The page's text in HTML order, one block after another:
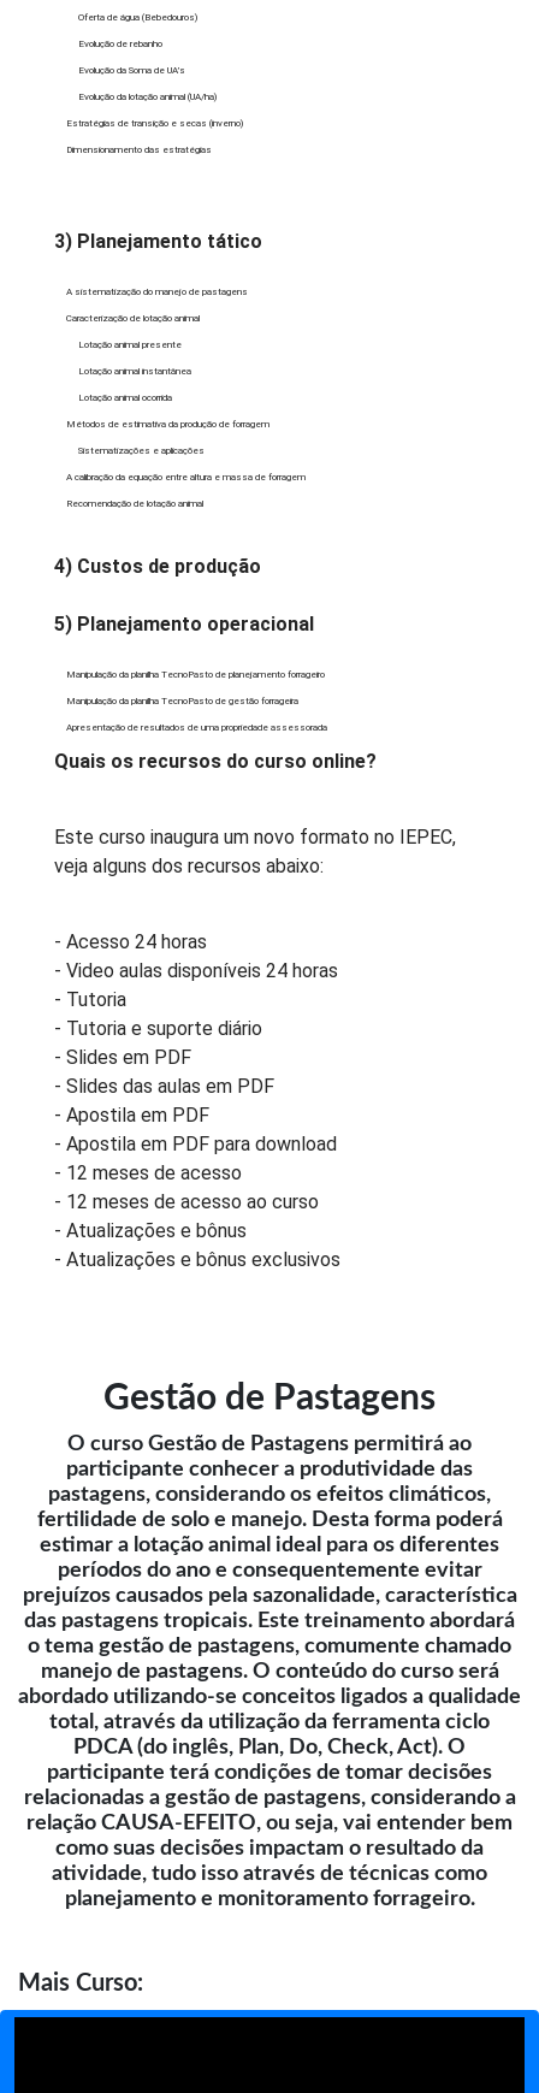
Oferta de água (Bebedouros)
Evolução de rebanho
Evolução da Soma de UA’s
Evolução da lotação animal (UA/ha)
Estratégias de transição e secas (inverno)
Dimensionamento das estratégias
3) Planejamento tático
A sistematização do manejo de pastagens
Caracterização de lotação animal
Lotação animal presente
Lotação animal instantânea
Lotação animal ocorrida
Métodos de estimativa da produção de forragem
Sistematizações e aplicações
A calibração da equação entre altura e massa de forragem
Recomendação de lotação animal
4) Custos de produção
5) Planejamento operacional
Manipulação da planilha TecnoPasto de planejamento forrageiro
Manipulação da planilha TecnoPasto de gestão forrageira
Apresentação de resultados de uma propriedade assessorada
Quais os recursos do curso online?
Este curso inaugura um novo formato no IEPEC,
veja alguns dos recursos abaixo:
- Acesso 24 horas
- Video aulas disponíveis 24 horas
- Tutoria
- Tutoria e suporte diário
- Slides em PDF
- Slides das aulas em PDF
- Apostila em PDF
- Apostila em PDF para download
- 12 meses de acesso
- 12 meses de acesso ao curso
- Atualizações e bônus
- Atualizações e bônus exclusivos
Gestão de Pastagens
O curso Gestão de Pastagens permitirá ao
participante conhecer a produtividade das
pastagens, considerando os efeitos climáticos,
fertilidade de solo e manejo. Desta forma poderá
estimar a lotação animal ideal para os diferentes
períodos do ano e consequentemente evitar
prejuízos causados pela sazonalidade, característica
das pastagens tropicais. Este treinamento abordará
o tema gestão de pastagens, comumente chamado
manejo de pastagens. O conteúdo do curso será
abordado utilizando-se conceitos ligados a qualidade
total, através da utilização da ferramenta ciclo
PDCA (do inglês, Plan, Do, Check, Act). O
participante terá condições de tomar decisões
relacionadas a gestão de pastagens, considerando a
relação CAUSA-EFEITO, ou seja, vai entender bem
como suas decisões impactam o resultado da
atividade, tudo isso através de técnicas como
planejamento e monitoramento forrageiro.
Mais Curso: